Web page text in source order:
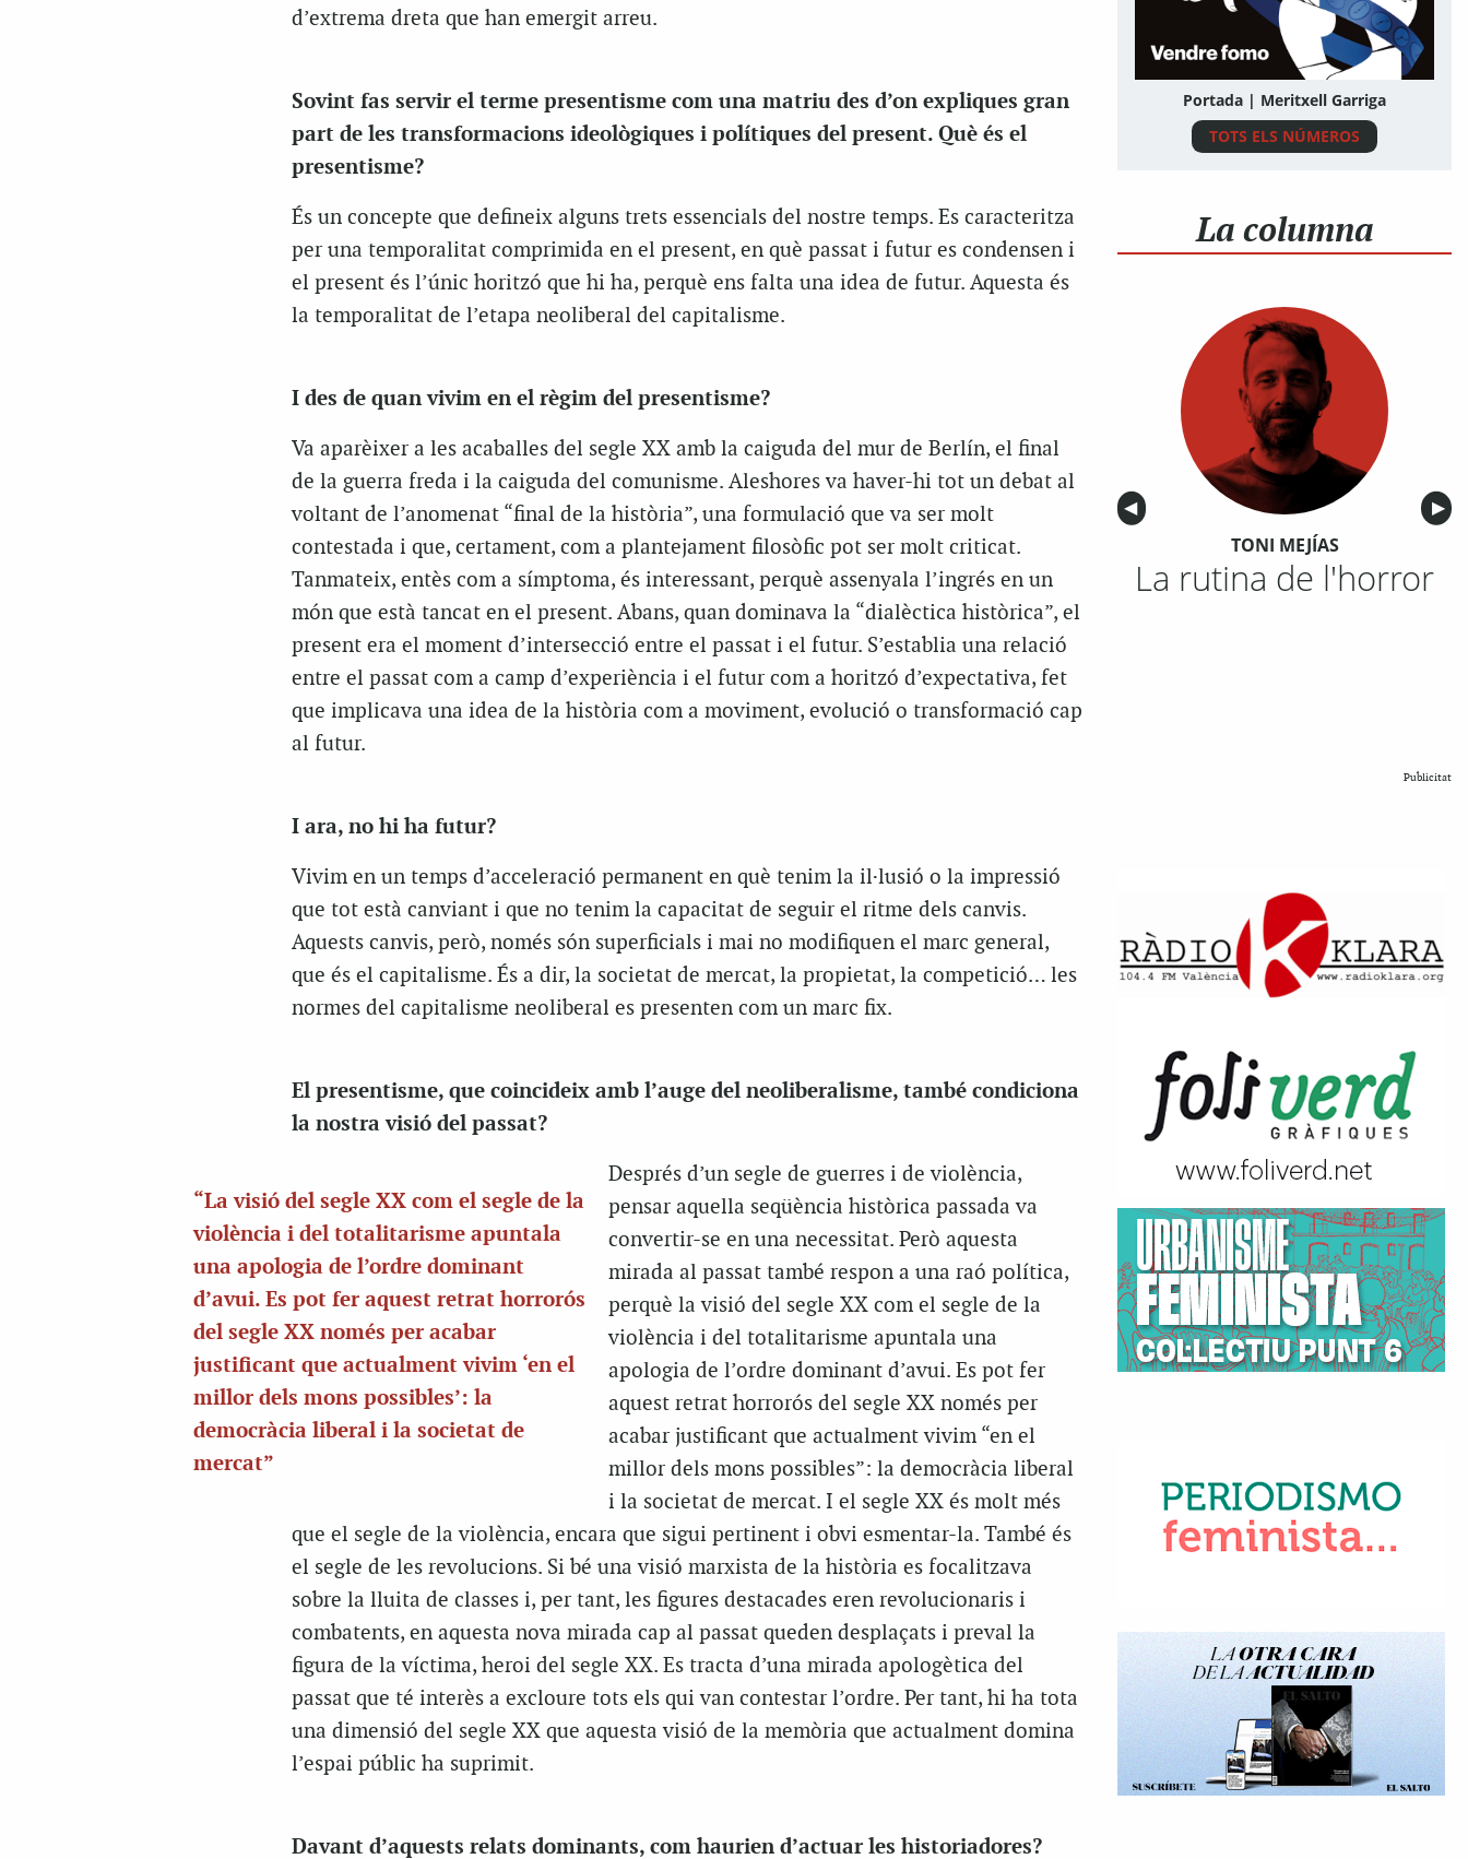
d’extrema dreta que han emergit arreu.
Sovint fas servir el terme presentisme com una matriu des d’on expliques gran
part de les transformacions ideològiques i polítiques del present. Què és el
presentisme?
És un concepte que defineix alguns trets essencials del nostre temps. Es caracteritza
per una temporalitat comprimida en el present, en què passat i futur es condensen i
el present és l’únic horitzó que hi ha, perquè ens falta una idea de futur. Aquesta és
la temporalitat de l’etapa neoliberal del capitalisme.
I des de quan vivim en el règim del presentisme?
Va aparèixer a les acaballes del segle XX amb la caiguda del mur de Berlín, el final
de la guerra freda i la caiguda del comunisme. Aleshores va haver-hi tot un debat al
voltant de l’anomenat “final de la història”, una formulació que va ser molt
contestada i que, certament, com a plantejament filosòfic pot ser molt criticat.
Tanmateix, entès com a símptoma, és interessant, perquè assenyala l’ingrés en un
món que està tancat en el present. Abans, quan dominava la “dialèctica històrica”, el
present era el moment d’intersecció entre el passat i el futur. S’establia una relació
entre el passat com a camp d’experiència i el futur com a horitzó d’expectativa, fet
que implicava una idea de la història com a moviment, evolució o transformació cap
al futur.
I ara, no hi ha futur?
Vivim en un temps d’acceleració permanent en què tenim la il·lusió o la impressió
que tot està canviant i que no tenim la capacitat de seguir el ritme dels canvis.
Aquests canvis, però, només són superficials i mai no modifiquen el marc general,
que és el capitalisme. És a dir, la societat de mercat, la propietat, la competició… les
normes del capitalisme neoliberal es presenten com un marc fix.
El presentisme, que coincideix amb l’auge del neoliberalisme, també condiciona
la nostra visió del passat?
“La visió del segle XX com el segle de la
violència i del totalitarisme apuntala
una apologia de l’ordre dominant
d’avui. Es pot fer aquest retrat horrorós
del segle XX només per acabar
justificant que actualment vivim ‘en el
millor dels mons possibles’: la
democràcia liberal i la societat de
mercat”
Després d’un segle de guerres i de violència,
pensar aquella seqüència històrica passada va
convertir-se en una necessitat. Però aquesta
mirada al passat també respon a una raó política,
perquè la visió del segle XX com el segle de la
violència i del totalitarisme apuntala una
apologia de l’ordre dominant d’avui. Es pot fer
aquest retrat horrorós del segle XX només per
acabar justificant que actualment vivim “en el
millor dels mons possibles”: la democràcia liberal
i la societat de mercat. I el segle XX és molt més
que el segle de la violència, encara que sigui pertinent i obvi esmentar-la. També és
el segle de les revolucions. Si bé una visió marxista de la història es focalitzava
sobre la lluita de classes i, per tant, les figures destacades eren revolucionaris i
combatents, en aquesta nova mirada cap al passat queden desplaçats i preval la
figura de la víctima, heroi del segle XX. Es tracta d’una mirada apologètica del
passat que té interès a excloure tots els qui van contestar l’ordre. Per tant, hi ha tota
una dimensió del segle XX que aquesta visió de la memòria que actualment domina
l’espai públic ha suprimit.
Davant d’aquests relats dominants, com haurien d’actuar les historiadores?
Portada | Meritxell Garriga
TOTS ELS NÚMEROS
La columna
Anterior
◀︎ ▶︎
TONI MEJÍAS
La rutina de l'horror
Publicitat